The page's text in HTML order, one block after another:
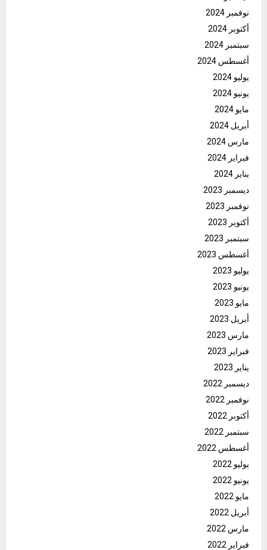
نوفمبر 2024
أكتوبر 2024
سبتمبر 2024
أغسطس 2024
يوليو 2024
يونيو 2024
مايو 2024
أبريل 2024
مارس 2024
فبراير 2024
يناير 2024
ديسمبر 2023
نوفمبر 2023
أكتوبر 2023
سبتمبر 2023
أغسطس 2023
يوليو 2023
يونيو 2023
مايو 2023
أبريل 2023
مارس 2023
فبراير 2023
يناير 2023
ديسمبر 2022
نوفمبر 2022
أكتوبر 2022
سبتمبر 2022
أغسطس 2022
يوليو 2022
يونيو 2022
مايو 2022
أبريل 2022
مارس 2022
فبراير 2022